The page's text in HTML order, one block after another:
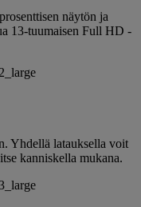
näytön ja
13-tuumaisen Full HD -
Yhdellä latauksella voit
kanniskella mukana.